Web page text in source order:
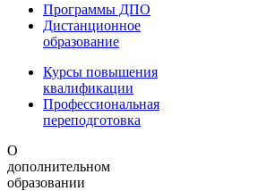
Программы ДПО
Дистанционное
образование
Курсы повышения
квалификации
Профессиональная
переподготовка
О
дополнительном
образовании